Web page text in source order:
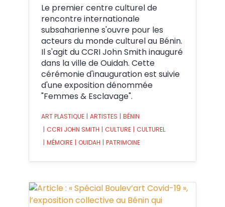
Le premier centre culturel de
rencontre internationale
subsaharienne s'ouvre pour les
acteurs du monde culturel au Bénin.
Il s'agit du CCRI John Smith inauguré
dans la ville de Ouidah. Cette
cérémonie d'inauguration est suivie
d'une exposition dénommée
"Femmes & Esclavage".
ART PLASTIQUE | ARTISTES | BÉNIN
| CCRI JOHN SMITH | CULTURE | CULTUREL
| MÉMOIRE | OUIDAH | PATRIMOINE